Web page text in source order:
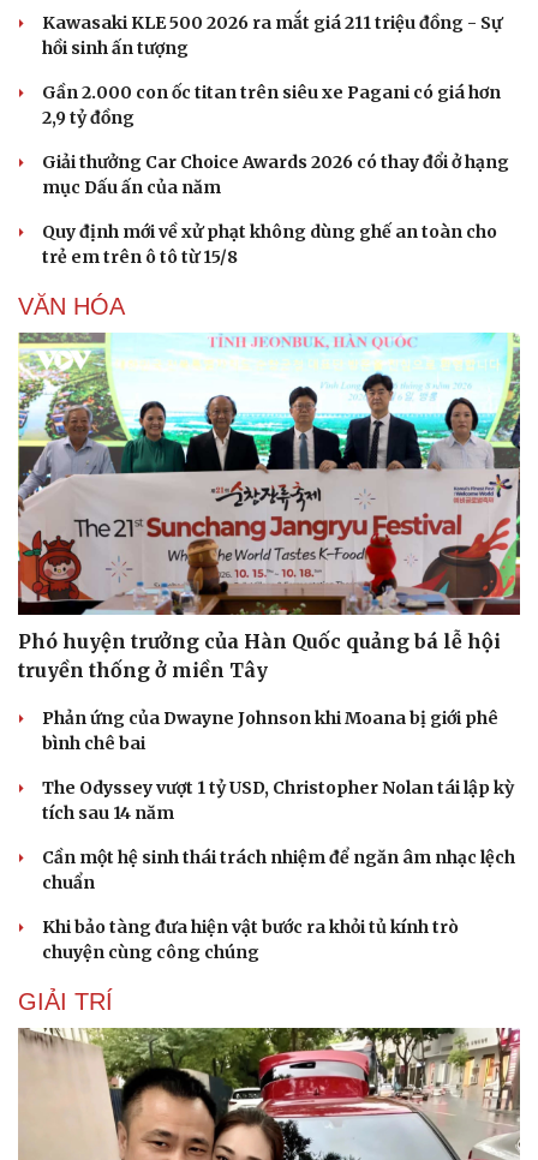
Du lịch
Săn Tour
check-in
Đọc truyện đêm khuya
Hạt giống tâm hồn
Kawasaki KLE 500 2026 ra mắt giá 211 triệu đồng - Sự
hồi sinh ấn tượng
Gần 2.000 con ốc titan trên siêu xe Pagani có giá hơn
2,9 tỷ đồng
Giải thưởng Car Choice Awards 2026 có thay đổi ở hạng
mục Dấu ấn của năm
Quy định mới về xử phạt không dùng ghế an toàn cho
trẻ em trên ô tô từ 15/8
VĂN HÓA
Phó huyện trưởng của Hàn Quốc quảng bá lễ hội
truyền thống ở miền Tây
Phản ứng của Dwayne Johnson khi Moana bị giới phê
bình chê bai
The Odyssey vượt 1 tỷ USD, Christopher Nolan tái lập kỳ
tích sau 14 năm
Cần một hệ sinh thái trách nhiệm để ngăn âm nhạc lệch
chuẩn
Khi bảo tàng đưa hiện vật bước ra khỏi tủ kính trò
chuyện cùng công chúng
GIẢI TRÍ